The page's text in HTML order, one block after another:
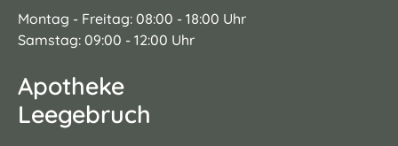
Montag - Freitag: 08:00 - 18:00 Uhr
Samstag: 09:00 - 12:00 Uhr
Apotheke
Leegebruch